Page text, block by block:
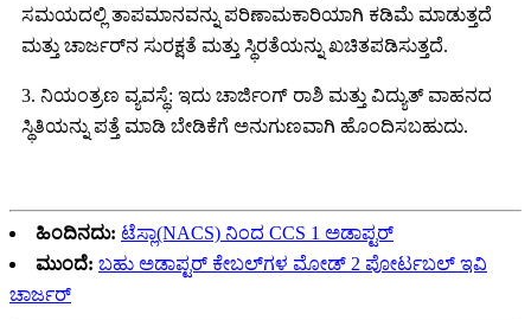
ಸಮಯದಲ್ಲಿ ತಾಪಮಾನವನ್ನು ಪರಿಣಾಮಕಾರಿಯಾಗಿ ಕಡಿಮೆ ಮಾಡುತ್ತದೆ
ಮತ್ತು ಚಾರ್ಜರ್‌ನ ಸುರಕ್ಷತೆ ಮತ್ತು ಸ್ಥಿರತೆಯನ್ನು ಖಚಿತಪಡಿಸುತ್ತದೆ.
3. ನಿಯಂತ್ರಣ ವ್ಯವಸ್ಥೆ: ಇದು ಚಾರ್ಜಿಂಗ್ ರಾಶಿ ಮತ್ತು ವಿದ್ಯುತ್ ವಾಹನದ
ಸ್ಥಿತಿಯನ್ನು ಪತ್ತೆ ಮಾಡಿ ಬೇಡಿಕೆಗೆ ಅನುಗುಣವಾಗಿ ಹೊಂದಿಸಬಹುದು.
ಹಿಂದಿನದು: ಟೆಸ್ಲಾ(NACS) ನಿಂದ CCS 1 ಅಡಾಪ್ಟರ್
ಮುಂದೆ: ಬಹು ಅಡಾಪ್ಟರ್ ಕೇಬಲ್‌ಗಳ ಮೋಡ್ 2 ಪೋರ್ಟಬಲ್ ಇವಿ
ಚಾರ್ಜರ್